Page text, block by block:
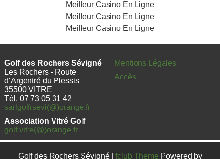
Meilleur Casino En Ligne
Meilleur Casino En Ligne
Meilleur Casino En Ligne
Golf des Rochers Sévigné
Les Rochers - Route
d’Argentré du Plessis
35500 VITRE
Tél. 07 73 05 31 42
sarlgolfrsevi(@)orange.fr
Association Vitré Golf
golf.vitre(@)orange.fr
Mentions Légales
Accès
Golf des Rochers Sévigné | fclub Theme Powered by